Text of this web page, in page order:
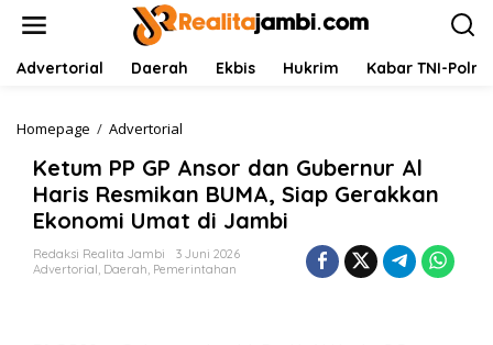
Advertorial Daerah Ekbis Hukrim Kabar TNI-Polri
Homepage / Advertorial
t
u
m
P
P
G
Ketum PP GP Ansor dan Gubernur Al
Haris Resmikan BUMA, Siap Gerakkan
Ekonomi Umat di Jambi
Redaksi Realita Jambi
3 Juni 2026
Advertorial, Daerah, Pemerintahan